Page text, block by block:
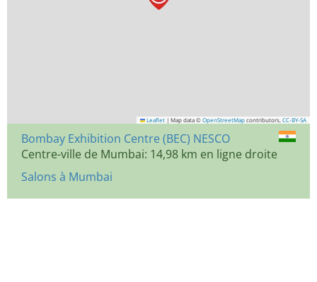
Leaflet | Map data © OpenStreetMap contributors, CC-BY-SA
Bombay Exhibition Centre (BEC) NESCO
Centre-ville de Mumbai: 14,98 km en ligne droite
Salons à Mumbai